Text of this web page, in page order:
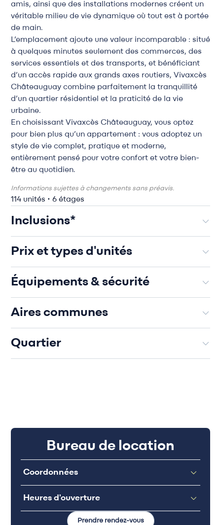
amis, ainsi que des installations modernes créent un
véritable milieu de vie dynamique où tout est à portée
de main.
L’emplacement ajoute une valeur incomparable : situé
à quelques minutes seulement des commerces, des
services essentiels et des transports, et bénéficiant
d’un accès rapide aux grands axes routiers, Vivaxcès
Châteauguay combine parfaitement la tranquillité
d’un quartier résidentiel et la praticité de la vie
urbaine.
En choisissant Vivaxcès Châteauguay, vous optez
pour bien plus qu’un appartement : vous adoptez un
style de vie complet, pratique et moderne,
entièrement pensé pour votre confort et votre bien-
être au quotidien.
Informations sujettes à changements sans préavis.
114 unités • 6 étages
Inclusions*
Prix et types d'unités
Équipements & sécurité
Aires communes
Quartier
Bureau de location
Coordonnées
Heures d'ouverture
Prendre rendez-vous